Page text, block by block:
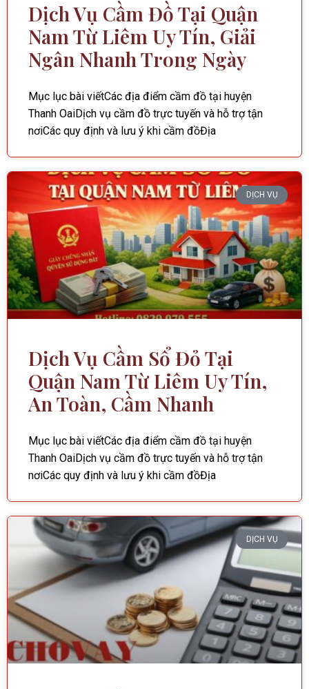
Dịch Vụ Cầm Đồ Tại Quận
Nam Từ Liêm Uy Tín, Giải
Ngân Nhanh Trong Ngày
Mục lục bài viếtCác địa điểm cầm đồ tại huyện
Thanh OaiDịch vụ cầm đồ trực tuyến và hỗ trợ tận
nơiCác quy định và lưu ý khi cầm đồĐịa
DỊCH VỤ
Dịch Vụ Cầm Sổ Đỏ Tại
Quận Nam Từ Liêm Uy Tín,
An Toàn, Cầm Nhanh
Mục lục bài viếtCác địa điểm cầm đồ tại huyện
Thanh OaiDịch vụ cầm đồ trực tuyến và hỗ trợ tận
nơiCác quy định và lưu ý khi cầm đồĐịa
DỊCH VỤ